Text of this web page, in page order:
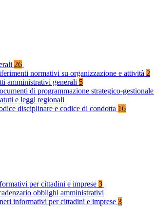
26
normativi su organizzazione e attività 2
amministrativi generali 5
di programmazione strategico-gestionale
e leggi regionali
disciplinare e codice di condotta 16
per cittadini e imprese 3
obblighi amministrativi
informativi per cittadini e imprese 3